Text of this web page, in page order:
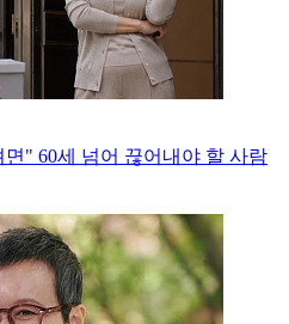
" 60세 넘어 끊어내야 할 사람